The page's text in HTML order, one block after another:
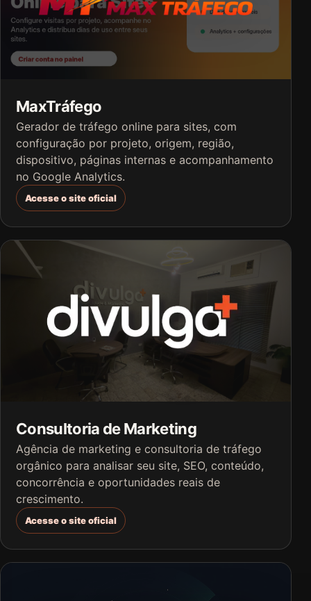
MaxTráfego
Gerador de tráfego online para sites, com
configuração por projeto, origem, região,
dispositivo, páginas internas e acompanhamento
no Google Analytics.
Acesse o site oficial
Consultoria de Marketing
Agência de marketing e consultoria de tráfego
orgânico para analisar seu site, SEO, conteúdo,
concorrência e oportunidades reais de
crescimento.
Acesse o site oficial